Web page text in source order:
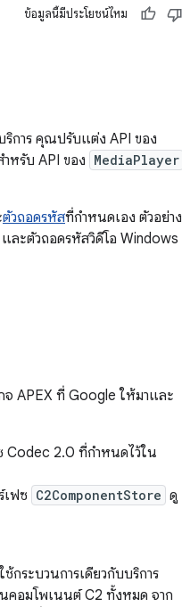
ข้อมูลนี้มีประโยชน์ไหม
การ คุณปรับแต่ง API ของ
หรับ API ของ MediaPlayer
ตัวถอดรหัสที่กำหนดเอง ตัวอย่าง
และตัวถอดรหัสวิดีโอ Windows
APEX ที่ Google ให้มาและ
Codec 2.0 ที่กำหนดไว้ใน
เฟซ C2ComponentStore ดู
กระบวนการเดียวกับบริการ
คอมโพเนนต์ C2 ทั้งหมด จาก